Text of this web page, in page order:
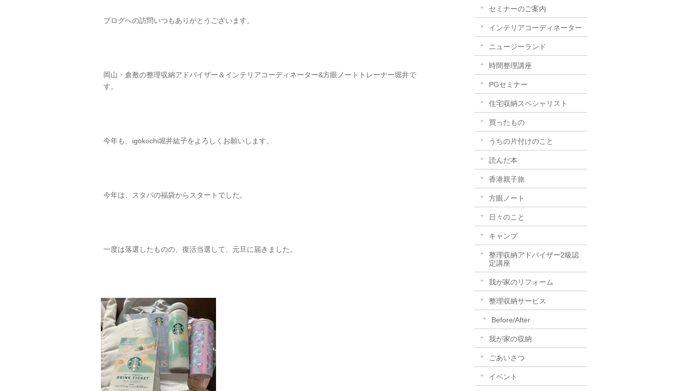
ブログへの訪問いつもありがとうございます。
岡山・倉敷の整理収納アドバイザー＆インテリアコーディネーター&方眼ノートトレーナー堀井で
す。
今年も、igokochi堀井紘子をよろしくお願いします。
今年は、スタバの福袋からスタートでした。
一度は落選したものの、復活当選して、元旦に届きました。
セミナーのご案内
インテリアコーディネーター
ニュージーランド
時間整理講座
PGセミナー
住宅収納スペシャリスト
買ったもの
うちの片付けのこと
読んだ本
香港親子旅
方眼ノート
日々のこと
キャンプ
整理収納アドバイザー2級認
定講座
我が家のリフォーム
整理収納サービス
Before/After
我が家の収納
ごあいさつ
イベント